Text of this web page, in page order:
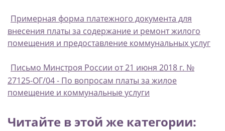
Примерная форма платежного документа для
внесения платы за содержание и ремонт жилого
помещения и предоставление коммунальных услуг
Письмо Минстроя России от 21 июня 2018 г. №
27125-ОГ/04 - По вопросам платы за жилое
помещение и коммунальные услуги
Читайте в этой же категории: